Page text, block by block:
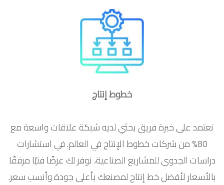
خطوط إنتاج
نعتمد على خبرة فريق بحثي لديه شبكة علاقات واسعة مع
80% من شركات خطوط الإنتاج في العالم. في استشارات
دراسات الجدوى للمشاريع الصناعية، نوفر لك عرضًا فنيًا مرفقًا
بالأسعار لأفضل خط إنتاج لمصنعك بأعلى جودة وأنسب سعر.